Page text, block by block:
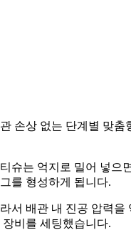
손상 없는 단계별 맞춤
슈는 억지로 밀어 넣으
를 형성하게 됩니다.
서 배관 내 진공 압력을
장비를 세팅했습니다.